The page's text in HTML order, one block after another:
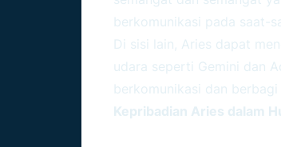
berkomunikasi pada saat-
Di sisi lain, Aries dapat
udara seperti Gemini dan
berkomunikasi dan
Kepribadian Aries dalam